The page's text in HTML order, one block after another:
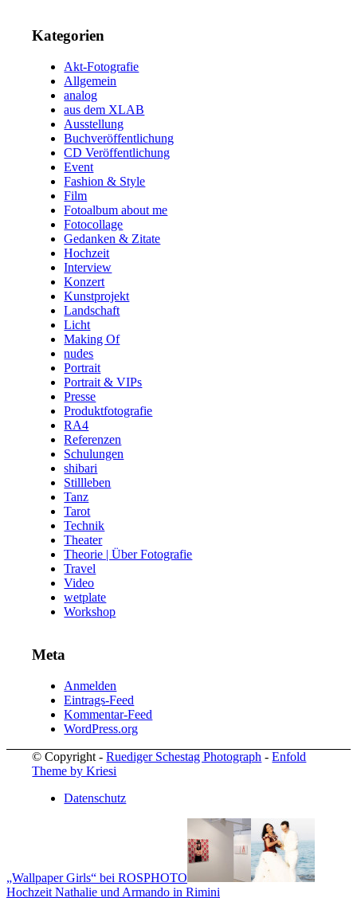
Kategorien
Akt-Fotografie
Allgemein
analog
aus dem XLAB
Ausstellung
Buchveröffentlichung
CD Veröffentlichung
Event
Fashion & Style
Film
Fotoalbum about me
Fotocollage
Gedanken & Zitate
Hochzeit
Interview
Konzert
Kunstprojekt
Landschaft
Licht
Making Of
nudes
Portrait
Portrait & VIPs
Presse
Produktfotografie
RA4
Referenzen
Schulungen
shibari
Stillleben
Tanz
Tarot
Technik
Theater
Theorie | Über Fotografie
Travel
Video
wetplate
Workshop
Meta
Anmelden
Eintrags-Feed
Kommentar-Feed
WordPress.org
© Copyright -Ruediger Schestag Photograph -Enfold
Theme by Kriesi
Datenschutz
„Wallpaper Girls“ bei ROSPHOTO
Hochzeit Nathalie und Armando in Rimini